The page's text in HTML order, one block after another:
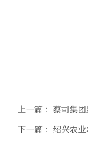
上一篇： 蔡司集
下一篇： 绍兴农